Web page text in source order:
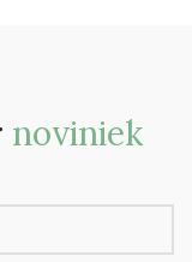
noviniek